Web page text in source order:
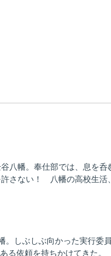
八幡。奉仕部では、息を
さない！ 八幡の高校生活
しぶしぶ向かった実行委
依頼を持ちかけてきた。